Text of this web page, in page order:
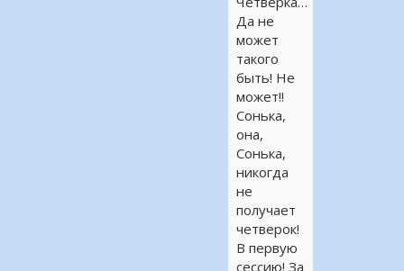
Да не
может
такого
быть! Не
может!!
Сонька,
она,
Сонька,
никогда
не
получает
четверок!
В первую
сессию! За